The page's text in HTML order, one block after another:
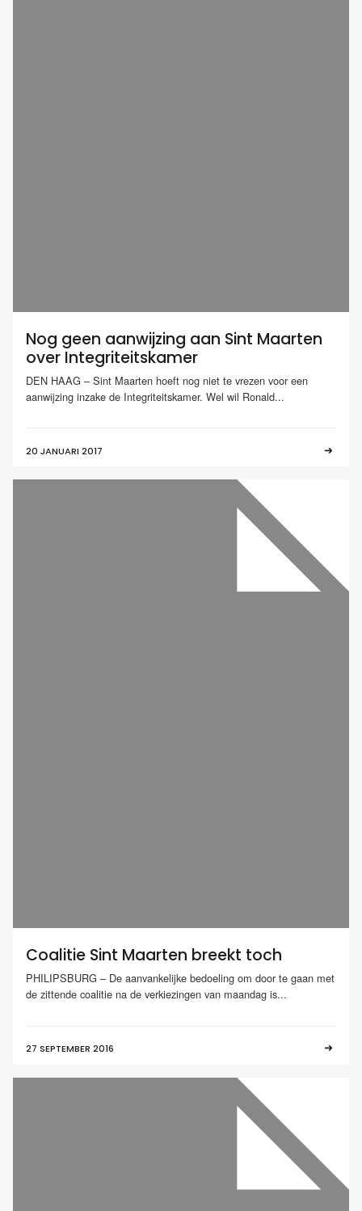
Nog geen aanwijzing aan Sint Maarten
over Integriteitskamer
DEN HAAG – Sint Maarten hoeft nog niet te vrezen voor een
aanwijzing inzake de Integriteitskamer. Wel wil Ronald...
20 JANUARI 2017
Coalitie Sint Maarten breekt toch
PHILIPSBURG – De aanvankelijke bedoeling om door te gaan met
de zittende coalitie na de verkiezingen van maandag is...
27 SEPTEMBER 2016